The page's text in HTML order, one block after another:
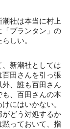
社は本当に村上
プランタン」の
しい。
、新潮社としては
田さんを引っ張
、誰も百田さん
、百田さんの本
にはいかない。
どう対処するか
っておいて、指